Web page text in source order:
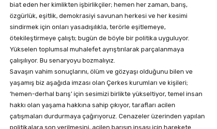
biat eden her kimlikten işbirlikçiler; hemen her zaman, barış,
özgürlük, eşitlik, demokrasiyi savunan herkesi ve her kesimi
sindirmek için onları yasadışılıkla, terörle eşitlemeye,
ötekileştirmeye çalıştı; bugün de böyle bir politika uyguluyor.
Yükselen toplumsal muhalefet ayrıştırılarak parçalanmaya
çalışılıyor. Bu senaryoyu bozmalıyız.
Savaşın vahim sonuçlarını, ölüm ve gözyaşı olduğunu bilen ve
yaşamış biz aşağıda imzası olan Çerkes kurumları ve kişileri;
‘hemen-derhal barış’ için sesimizi birlikte yükseltiyor, temel insan
hakkı olan yaşama hakkına sahip çıkıyor, tarafları acilen
çatışmaları durdurmaya çağırıyoruz. Cenazeler üzerinden yapılan
politikalara son verilmesini, acilen barışın inşası için harekete